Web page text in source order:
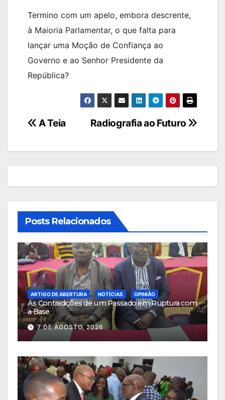
Termino com um apelo, embora descrente,
à Maioria Parlamentar, o que falta para
lançar uma Moção de Confiança ao
Governo e ao Senhor Presidente da
República?
NavegaçãoRadiografia ao Futuro
A Teia
Posts Relacionados
ARTIGO DE ABERTURA NOTÍCIAS OPINIÃO
As Contradições de um Passado em Ruptura com
a Base
7 DE AGOSTO, 2026